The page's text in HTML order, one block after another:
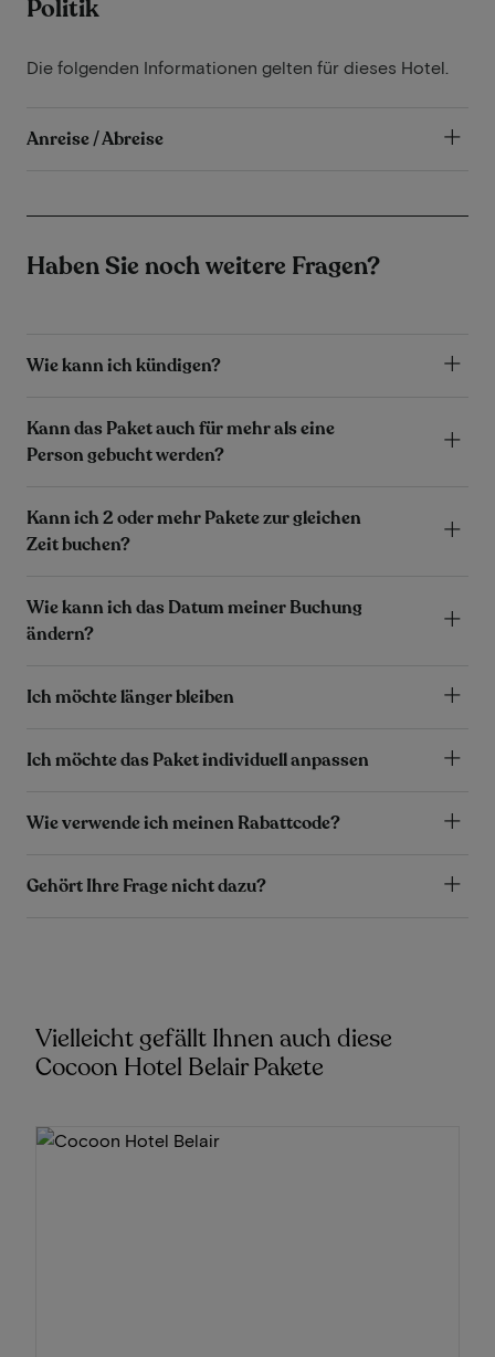
Politik
Die folgenden Informationen gelten für dieses Hotel.
Anreise / Abreise
Haben Sie noch weitere Fragen?
Wie kann ich kündigen?
Kann das Paket auch für mehr als eine
Person gebucht werden?
Kann ich 2 oder mehr Pakete zur gleichen
Zeit buchen?
Wie kann ich das Datum meiner Buchung
ändern?
Ich möchte länger bleiben
Ich möchte das Paket individuell anpassen
Wie verwende ich meinen Rabattcode?
Gehört Ihre Frage nicht dazu?
Vielleicht gefällt Ihnen auch diese
Cocoon Hotel Belair Pakete